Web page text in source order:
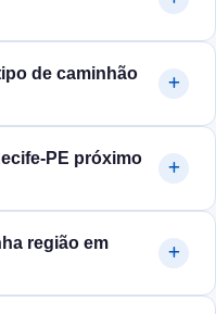
de caminhão
próximo
região em